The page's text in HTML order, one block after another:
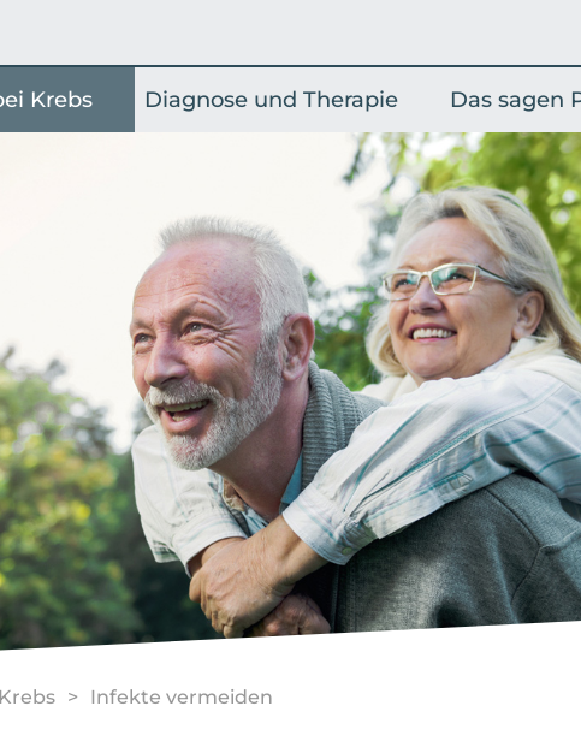
Krebs Diagnose und Therapie Das sagen
Infekte vermeiden